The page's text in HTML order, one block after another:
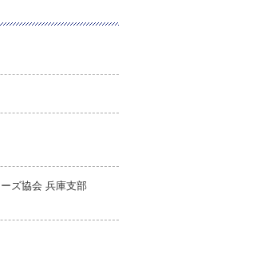
ズ協会 兵庫支部